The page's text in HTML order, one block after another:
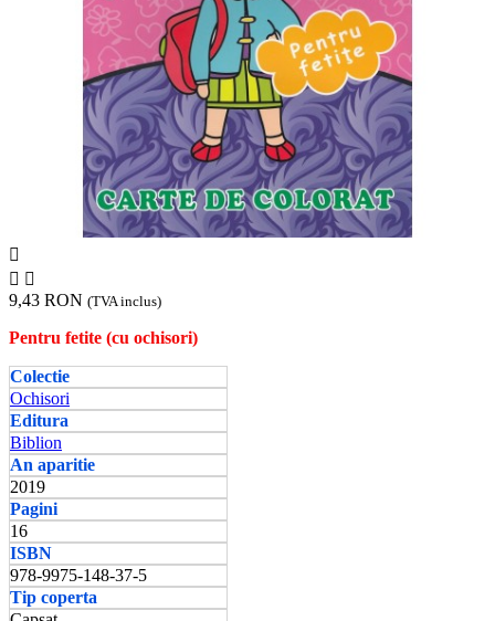

 
9,43 RON (TVA inclus)
Pentru fetite (cu ochisori)
Colectie
Ochisori
Editura
Biblion
An aparitie
2019
Pagini
16
ISBN
978-9975-148-37-5
Tip coperta